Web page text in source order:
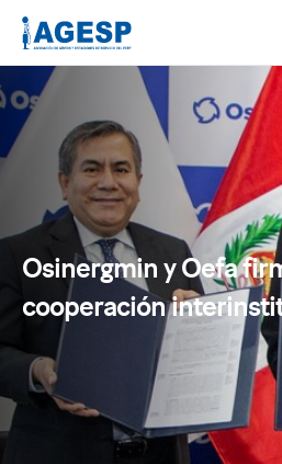
Osinergmin y Oefa
cooperación